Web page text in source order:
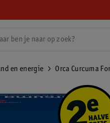
en energie Orca Curcuma